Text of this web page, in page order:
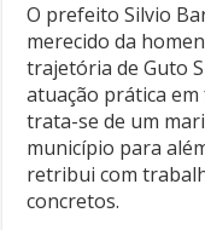
O prefeito Silvio
merecido da
trajetória de Guto
atuação prática em
trata-se de um
município para
retribui com
concretos.